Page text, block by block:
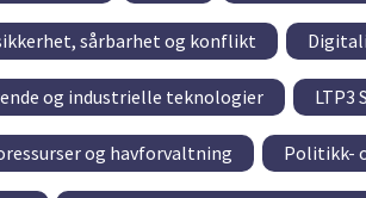
sårbarhet og konflikt
og industrielle teknologier LTP3
og havforvaltning Politikk-